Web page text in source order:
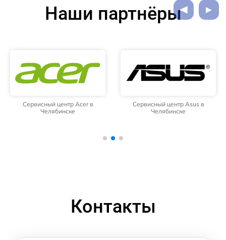
Наши партнёры
Сервисный центр Acer в
Челябинске
Сервисный центр Asus в
Челябинске
Контакты